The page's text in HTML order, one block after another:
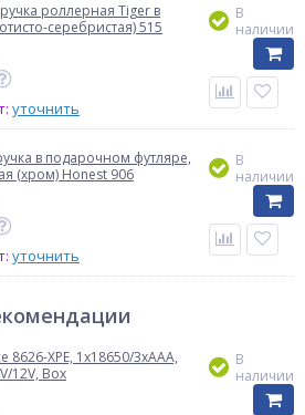
роллерная Tiger в
серебристая) 515
уточнить
В
наличии
в подарочном футляре,
(хром) Honest 906
уточнить
В
наличии
8626-XPE, 1х18650/3xAAA,
12V, Box
В
наличии